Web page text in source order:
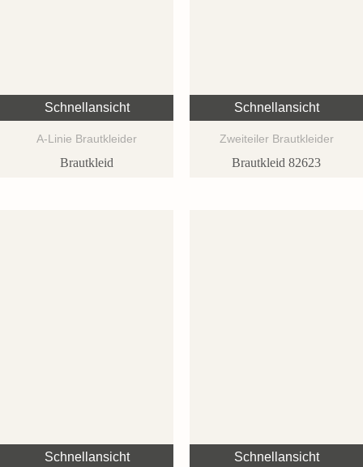
Schnellansicht
A-Linie Brautkleider
Brautkleid
Schnellansicht
Zweiteiler Brautkleider
Brautkleid 82623
Schnellansicht Schnellansicht